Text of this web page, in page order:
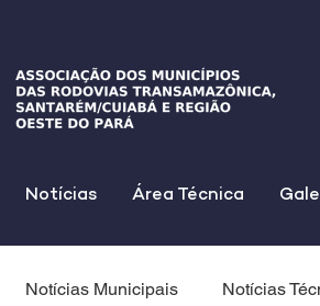
Notícias Área Técnica
Notícias Municipais Notícias